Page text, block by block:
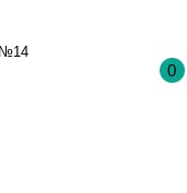
№14
0